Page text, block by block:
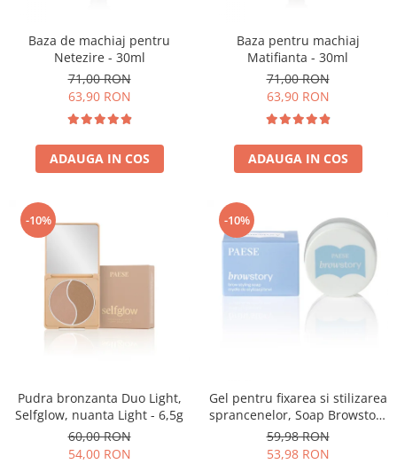
Baza de machiaj pentru
Netezire - 30ml
71,00 RON
63,90 RON
ADAUGA IN COS
Baza pentru machiaj
Matifianta - 30ml
71,00 RON
63,90 RON
ADAUGA IN COS
-10%
Pudra bronzanta Duo Light,
Selfglow, nuanta Light - 6,5g
60,00 RON
54,00 RON
-10%
Gel pentru fixarea si stilizarea
sprancenelor, Soap Browstory
- 8g
59,98 RON
53,98 RON